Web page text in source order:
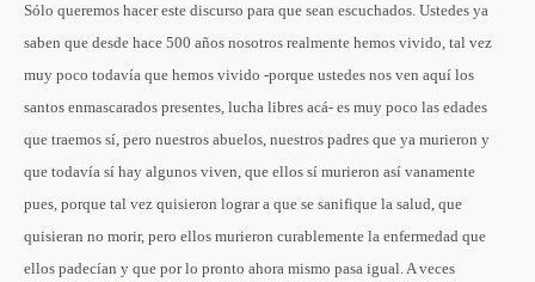
Sólo queremos hacer este discurso para que sean escuchados. Ustedes ya
saben que desde hace 500 años nosotros realmente hemos vivido, tal vez
muy poco todavía que hemos vivido -porque ustedes nos ven aquí los
santos enmascarados presentes, lucha libres acá- es muy poco las edades
que traemos sí, pero nuestros abuelos, nuestros padres que ya murieron y
que todavía sí hay algunos viven, que ellos sí murieron así vanamente
pues, porque tal vez quisieron lograr a que se sanifique la salud, que
quisieran no morir, pero ellos murieron curablemente la enfermedad que
ellos padecían y que por lo pronto ahora mismo pasa igual. A veces